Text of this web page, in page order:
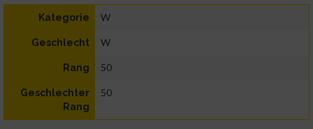
Kategorie W
Geschlecht W
Rang 50
Geschlechter
Rang
50